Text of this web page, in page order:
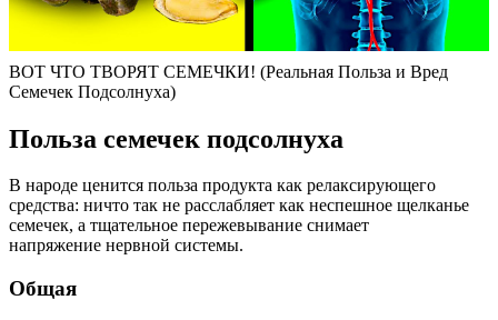
ВОТ ЧТО ТВОРЯТ СЕМЕЧКИ! (Реальная Польза и Вред
Семечек Подсолнуха)
Польза семечек подсолнуха
В народе ценится польза продукта как релаксирующего
средства: ничто так не расслабляет как неспешное щелканье
семечек, а тщательное пережевывание снимает
напряжение нервной системы.
Общая